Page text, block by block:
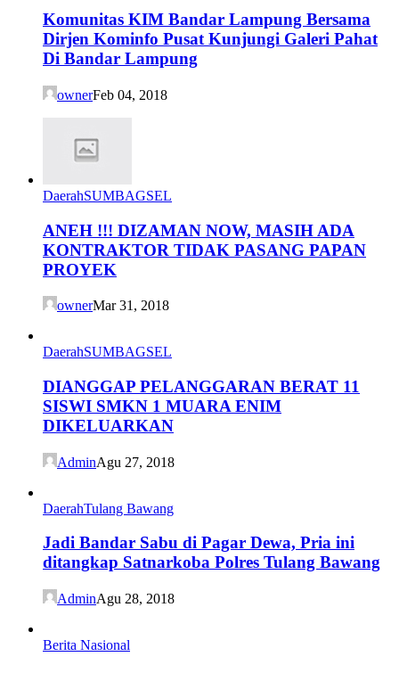
Komunitas KIM Bandar Lampung Bersama
Dirjen Kominfo Pusat Kunjungi Galeri Pahat
Di Bandar Lampung
ownerFeb 04, 2018
DaerahSUMBAGSEL
ANEH !!! DIZAMAN NOW, MASIH ADA
KONTRAKTOR TIDAK PASANG PAPAN
PROYEK
ownerMar 31, 2018
DaerahSUMBAGSEL
DIANGGAP PELANGGARAN BERAT 11
SISWI SMKN 1 MUARA ENIM
DIKELUARKAN
AdminAgu 27, 2018
DaerahTulang Bawang
Jadi Bandar Sabu di Pagar Dewa, Pria ini
ditangkap Satnarkoba Polres Tulang Bawang
AdminAgu 28, 2018
Berita Nasional